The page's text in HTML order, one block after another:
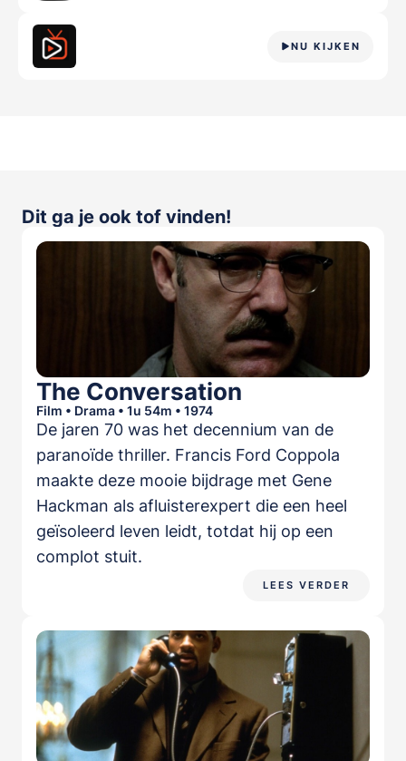
NU KIJKEN
Dit ga je ook tof vinden!
The Conversation
Film • Drama • 1u 54m • 1974
De jaren 70 was het decennium van de
paranoïde thriller. Francis Ford Coppola
maakte deze mooie bijdrage met Gene
Hackman als afluisterexpert die een heel
geïsoleerd leven leidt, totdat hij op een
complot stuit.
LEES VERDER